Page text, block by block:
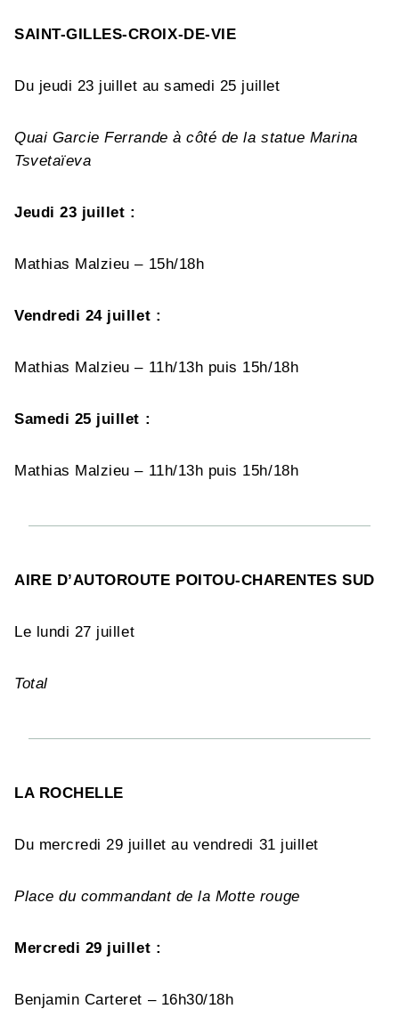
SAINT-GILLES-CROIX-DE-VIE
Du jeudi 23 juillet au samedi 25 juillet
Quai Garcie Ferrande à côté de la statue Marina
Tsvetaïeva
Jeudi 23 juillet :
Mathias Malzieu – 15h/18h
Vendredi 24 juillet :
Mathias Malzieu – 11h/13h puis 15h/18h
Samedi 25 juillet :
Mathias Malzieu – 11h/13h puis 15h/18h
AIRE D’AUTOROUTE POITOU-CHARENTES SUD
Le lundi 27 juillet
Total
LA ROCHELLE
Du mercredi 29 juillet au vendredi 31 juillet
Place du commandant de la Motte rouge
Mercredi 29 juillet :
Benjamin Carteret – 16h30/18h